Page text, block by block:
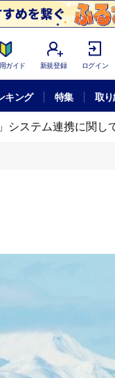
ガイド 新規登録 ログイン
キング 特集 取
システム連携に関し